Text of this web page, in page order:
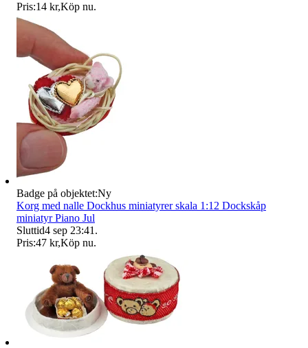
Pris:14 kr,Köp nu.
Badge på objektet:Ny
Korg med nalle Dockhus miniatyrer skala 1:12 Dockskåp
miniatyr Piano Jul
Sluttid4 sep 23:41 .
Pris:47 kr,Köp nu.